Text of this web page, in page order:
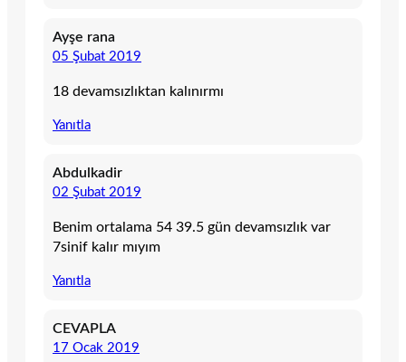
Ayşe rana
05 Şubat 2019
18 devamsızlıktan kalınırmı
Yanıtla
Abdulkadir
02 Şubat 2019
Benim ortalama 54 39.5 gün devamsızlık var
7sinif kalır mıyım
Yanıtla
CEVAPLA
17 Ocak 2019